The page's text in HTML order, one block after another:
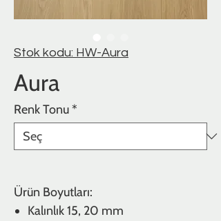
Stok kodu: HW-Aura
Aura
Renk Tonu*
Ürün Boyutları:
Kalınlık15, 20 mm